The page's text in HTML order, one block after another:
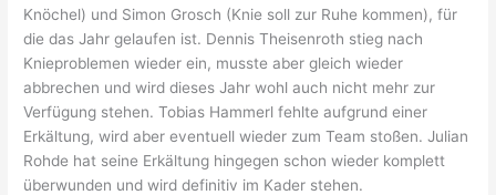
Knöchel) und Simon Grosch (Knie soll zur Ruhe kommen), für
die das Jahr gelaufen ist. Dennis Theisenroth stieg nach
Knieproblemen wieder ein, musste aber gleich wieder
abbrechen und wird dieses Jahr wohl auch nicht mehr zur
Verfügung stehen. Tobias Hammerl fehlte aufgrund einer
Erkältung, wird aber eventuell wieder zum Team stoßen. Julian
Rohde hat seine Erkältung hingegen schon wieder komplett
überwunden und wird definitiv im Kader stehen.